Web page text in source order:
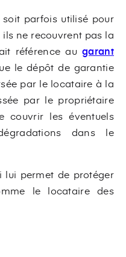
parfois utilisé pour
ne recouvrent pas la
référence augarant
le dépôt de garantie
par le locataire à la
par le propriétaire
couvrir les éventuels
dans le
permet de protéger
le locataire des